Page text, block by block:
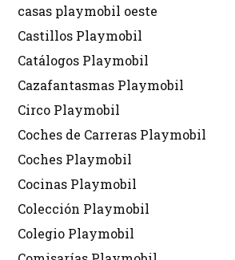
casas playmobil oeste
Castillos Playmobil
Catálogos Playmobil
Cazafantasmas Playmobil
Circo Playmobil
Coches de Carreras Playmobil
Coches Playmobil
Cocinas Playmobil
Colección Playmobil
Colegio Playmobil